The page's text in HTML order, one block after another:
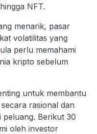
NFT.
menarik, pasar
volatilitas yang
perlu memahami
kripto sebelum
untuk membantu
rasional dan
peluang. Berikut 30
oleh investor